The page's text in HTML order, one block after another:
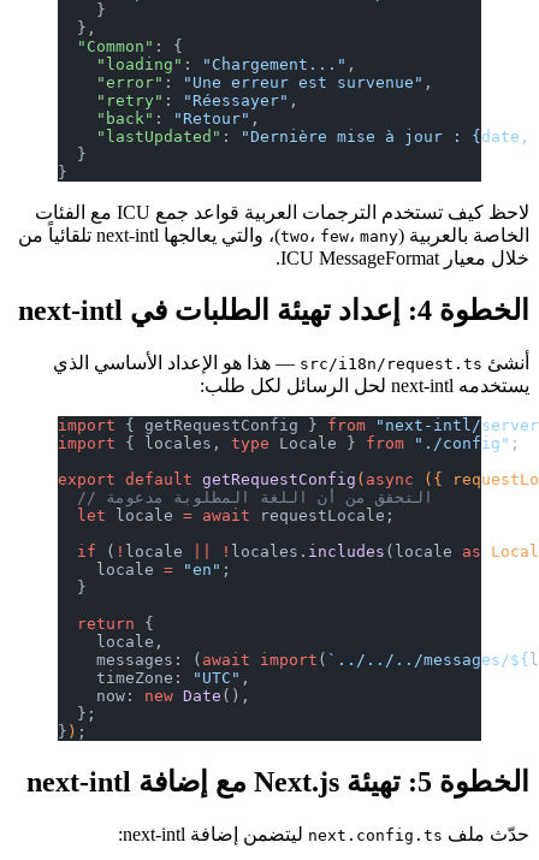
    }
  },
  "Common"
: {
    "loading"
: "Chargement..."
    "error"
: "Une erreur est survenue"
    "retry"
: "Réessayer"
    "back"
: "Retour"
    "lastUpdated"
: "Dernière mise à jour : {date,
  }
لاحظ كيف تستخدم الترجمات العربية قواعد جمع ICU مع الفئات
الخاصة بالعربية (
two ،few ،many
)، والتي يعالجها next-intl تلقائياً من
خلال معيار ICU MessageFormat.
الخطوة 4: إعداد تهيئة الطلبات في next-intl
أنشئsrc/i18n/request.ts — هذا هو الإعداد الأساسي الذي
يستخدمه next-intl لحل الرسائل لكل طلب:
import { getRequestConfig } from
"next-intl/
import { locales, type Locale } from "./config"
export default getRequestConfig (async
({
  // التحقق من أن اللغة المطلوبة مدعومة
  let
locale await
requestLocale;
  if
( ! locale ! locales. includes (locale as
    locale
"en"
  }
  return
{
    locale,
    messages: (
await import ( `../../../messages/${
    timeZone:
"UTC"
    now:
new Date (),
  };
} )
الخطوة 5: تهيئة Next.js مع إضافة next-intl
حدّث ملف next.config.tsليتضمن إضافة next-intl: